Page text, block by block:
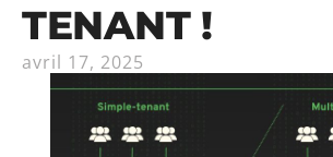
TENANT !
avril 17, 2025